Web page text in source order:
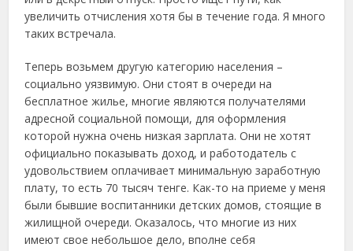
увеличить отчисления хотя бы в течение года. Я много
таких встречала.
Теперь возьмем другую категорию населения –
социально уязвимую. Они стоят в очереди на
бесплатное жилье, многие являются получателями
адресной социальной помощи, для оформления
которой нужна очень низкая зарплата. Они не хотят
официально показывать доход, и работодатель с
удовольствием оплачивает минимальную заработную
плату, то есть 70 тысяч тенге. Как-то на приеме у меня
были бывшие воспитанники детских домов, стоящие в
жилищной очереди. Оказалось, что многие из них
имеют свое небольшое дело, вполне себя